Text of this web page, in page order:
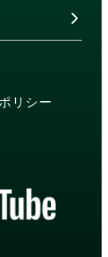
リシー